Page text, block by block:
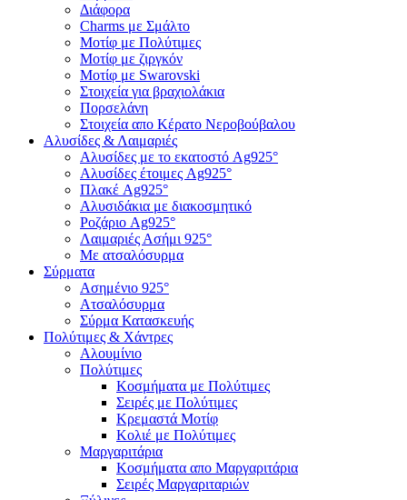
Διάφορα
Charms με Σμάλτο
Μοτίφ με Πολύτιμες
Μοτίφ με ζιργκόν
Μοτίφ με Swarovski
Στοιχεία για βραχιολάκια
Πορσελάνη
Στοιχεία απο Κέρατο Νεροβούβαλου
Αλυσίδες & Λαιμαριές
Αλυσίδες με το εκατοστό Ag925°
Αλυσίδες έτοιμες Ag925°
Πλακέ Ag925°
Αλυσιδάκια με διακοσμητικό
Ροζάριο Ag925°
Λαιμαριές Ασήμι 925°
Με ατσαλόσυρμα
Σύρματα
Ασημένιο 925°
Ατσαλόσυρμα
Σύρμα Κατασκευής
Πολύτιμες & Χάντρες
Αλουμίνιο
Πολύτιμες
Κοσμήματα με Πολύτιμες
Σειρές με Πολύτιμες
Κρεμαστά Μοτίφ
Κολιέ με Πολύτιμες
Μαργαριτάρια
Κοσμήματα απο Μαργαριτάρια
Σειρές Μαργαριταριών